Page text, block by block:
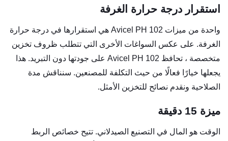
استقرار درجة حرارة الغرفة
واحدة من ميزات Avicel PH 102 هي استقرارها في درجة حرارة
الغرفة. على عكس السواغات الأخرى التي تتطلب ظروف تخزين
متخصصة ، تحافظ Avicel PH 102 على جودتها دون التبريد. هذا
يجعلها خيارًا فعالًا من حيث التكلفة للمصنعين. سنناقش مدة
الصلاحية ونقدم نصائح للتخزين الأمثل.
ميزة 15 دقيقة
الوقت هو المال في التصنيع الصيدلاني. تتيح خصائص الربط